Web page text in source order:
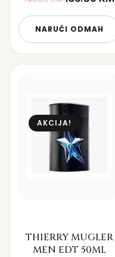
NARUČI ODMAH
AKCIJA!
THIERRY MUGLER
MEN EDT 50ML